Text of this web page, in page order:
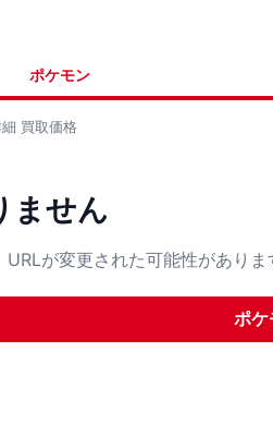
ポケモン
買取価格
ません
が変更された可能性がありま
ポケ